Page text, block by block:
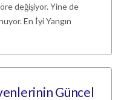
değişiyor. Yine de
En İyi Yangın
Güncel